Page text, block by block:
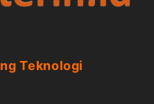
Teknologi